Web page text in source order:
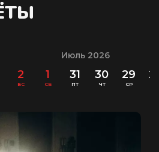
2
ВС
1
СБ
Июль 2026
31
ПТ
30
ЧТ
29
СР